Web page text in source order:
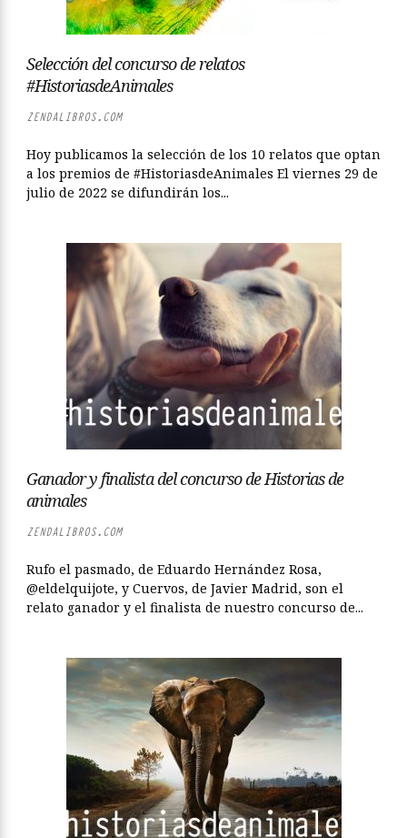
Selección del concurso de relatos
#HistoriasdeAnimales
ZENDALIBROS.COM
Hoy publicamos la selección de los 10 relatos que optan
a los premios de #HistoriasdeAnimales El viernes 29 de
julio de 2022 se difundirán los...
Ganador y finalista del concurso de Historias de
animales
ZENDALIBROS.COM
Rufo el pasmado, de Eduardo Hernández Rosa,
@eldelquijote, y Cuervos, de Javier Madrid, son el
relato ganador y el finalista de nuestro concurso de...